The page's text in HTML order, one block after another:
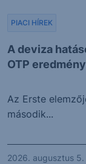
A deviza
OTP
PIACI HÍREK
Az Erste
második...
2026. augusztus 5.